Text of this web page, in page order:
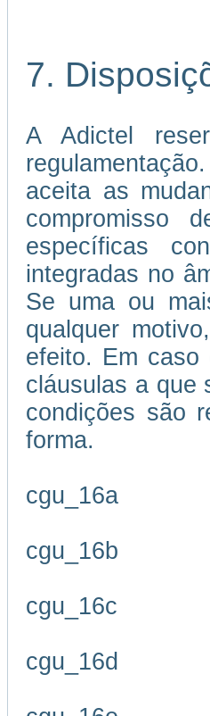
7.
A Adictel
aceita as
compromisso
específicas
integradas no
Se uma ou
qualquer
efeito. Em
cláusulas a que
condições são
forma.
cgu_16a
cgu_16b
cgu_16c
cgu_16d